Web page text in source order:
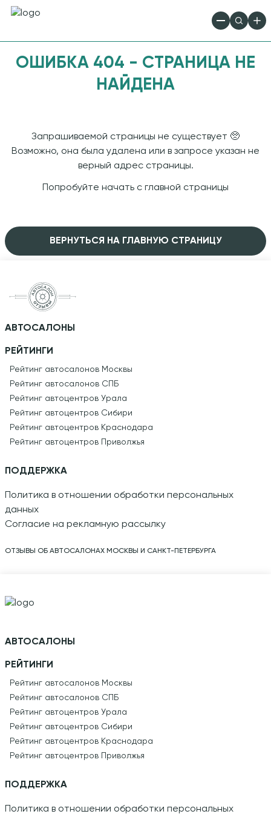
ОШИБКА 404 - СТРАНИЦА НЕ
НАЙДЕНА
Запрашиваемой страницы не существует 🥺
Возможно, она была удалена или в запросе указан не
верный адрес страницы.
Попробуйте начать с главной страницы
ВЕРНУТЬСЯ НА ГЛАВНУЮ СТРАНИЦУ
АВТОСАЛОНЫ
РЕЙТИНГИ
Рейтинг автосалонов Москвы
Рейтинг автосалонов СПБ
Рейтинг автоцентров Урала
Рейтинг автоцентров Сибири
Рейтинг автоцентров Краснодара
Рейтинг автоцентров Приволжья
ПОДДЕРЖКА
Политика в отношении обработки персональных
данных
Согласие на рекламную рассылку
ОТЗЫВЫ ОБ АВТОСАЛОНАХ МОСКВЫ И САНКТ-ПЕТЕРБУРГА
АВТОСАЛОНЫ
РЕЙТИНГИ
Рейтинг автосалонов Москвы
Рейтинг автосалонов СПБ
Рейтинг автоцентров Урала
Рейтинг автоцентров Сибири
Рейтинг автоцентров Краснодара
Рейтинг автоцентров Приволжья
ПОДДЕРЖКА
Политика в отношении обработки персональных